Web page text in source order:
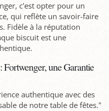
c'est opter pour un
qui reflète un savoir-faire
Fidèle à la réputation
biscuit est une
une Garantie
authentique avec des
de notre table de fêtes."